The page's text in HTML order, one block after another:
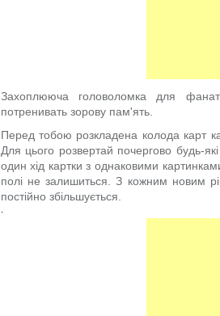
Захоплююча головоломка для
потренивать зорову пам'ять.
Перед тобою розкладена колода карт
Для цього розвертай почергово будь-
один хід картки з однаковими
полі не залишиться. З кожним новим
постійно збільшується.
.